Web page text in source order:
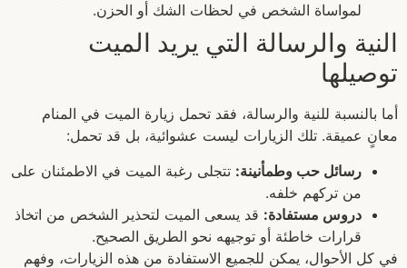
لمواساة الشخص في لحظات الشك أو الحزن.
النية والرسالة التي يريد الميت
توصيلها
أما بالنسبة للنية والرسالة، فقد تحمل زيارة الميت في المنام
معانٍ عميقة. تلك الزيارات ليست عشوائية، بل قد تحمل:
رسائل حب وطمأنينة: تتجلى رغبة الميت في الاطمئنان على
من تركهم خلفه.
دروس مستفادة: قد يسعى الميت لتحذير الشخص من اتخاذ
قرارات خاطئة أو توجيهه نحو الطريق الصحيح.
في كل الأحوال، يمكن للجميع الاستفادة من هذه الزيارات، وفهم